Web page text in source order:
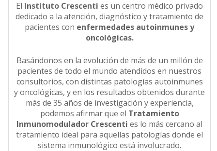
El Instituto Crescenti es un centro médico privado
dedicado a la atención, diagnóstico y tratamiento de
pacientes con enfermedades autoinmunes y
oncológicas.
Basándonos en la evolución de más de un millón de
pacientes de todo el mundo atendidos en nuestros
consultorios, con distintas patologías autoinmunes
y oncológicas, y en los resultados obtenidos durante
más de 35 años de investigación y experiencia,
podemos afirmar que el Tratamiento
Inmunomodulador Crescenti es lo más cercano al
tratamiento ideal para aquellas patologías donde el
sistema inmunológico está involucrado.